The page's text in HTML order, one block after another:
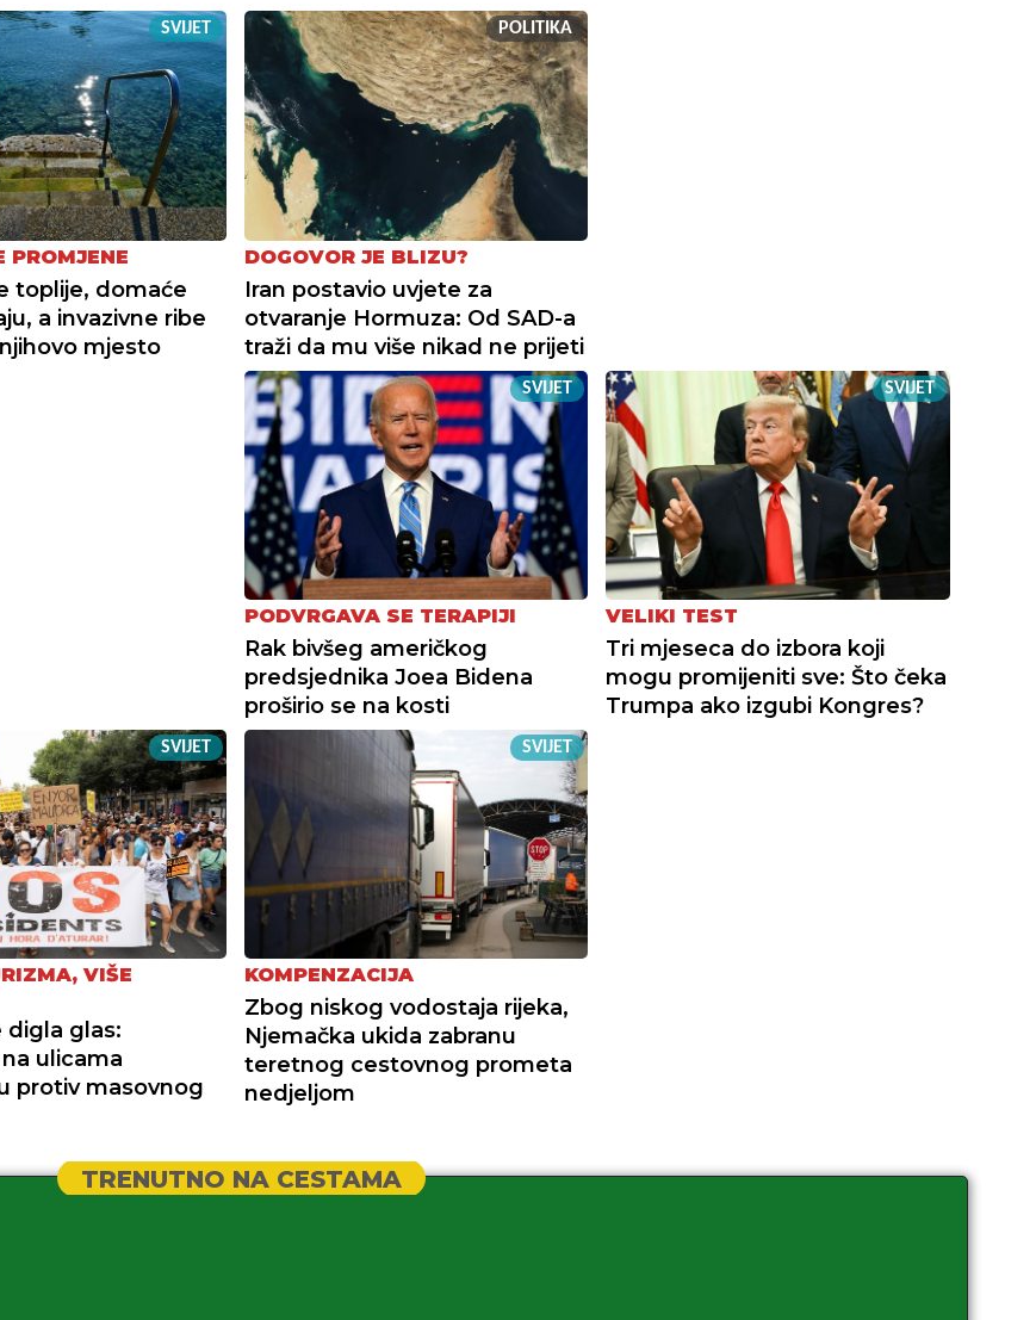
SVIJET
PROMJENE
toplije, domaće
a invazivne ribe
mjesto
POLITIKA
DOGOVOR JE BLIZU?
Iran postavio uvjete za
otvaranje Hormuza: Od SAD-a
traži da mu više nikad ne prijeti
SVIJET
PODVRGAVA SE TERAPIJI
Rak bivšeg američkog
predsjednika Joea Bidena
proširio se na kosti
SVIJET
VELIKI TEST
Tri mjeseca do izbora koji
mogu promijeniti sve: Što čeka
Trumpa ako izgubi Kongres?
SVIJET
VIŠE
digla glas:
ulicama
protiv masovnog
SVIJET
KOMPENZACIJA
Zbog niskog vodostaja rijeka,
Njemačka ukida zabranu
teretnog cestovnog prometa
nedjeljom
TRENUTNO NA CESTAMA